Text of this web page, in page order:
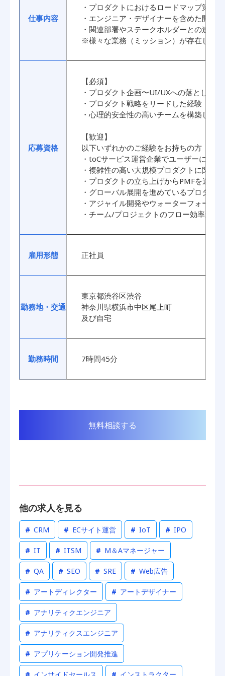
仕事内容
・プロダクトにおけるロードマップ策定
・エンジニア・デザイナーを含めた開発
・関連部署やステークホルダーとの連携
※様々な業務（ミッション）が存在しま
応募資格
【必須】
・プロダクト企画〜UI/UXへの落とし込
・プロダクト戦略をリードした経験
・心理的安全性の高いチームを構築した
【歓迎】
以下いずれかのご経験をお持ちの方
・toCサービス運営企業でユーザーに向
・複雑性の高い大規模プロダクトに関わ
・プロダクトの立ち上げからPMFを達成
・グローバル展開を進めているプロダク
・アジャイル開発やウォーターフォール
・チーム/プロジェクトのフロー効率最大
雇用形態 正社員
勤務地・交通
東京都渋谷区渋谷
神奈川県横浜市中区尾上町
及び自宅
勤務時間 7時間45分
無料相談する
他の求人を見る
# CRM # ECサイト運営 # IoT # IPO
# IT # ITSM # M＆Aマネージャー
# QA # SEO # SRE # Web広告
# アートディレクター # アートデザイナー
# アナリティクエンジニア
# アナリティクスエンジニア
# アプリケーション開発推進